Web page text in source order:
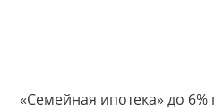
«Семейная ипотека» до 6%